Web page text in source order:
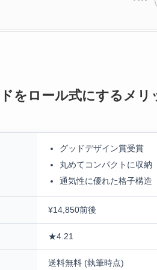
をロール式にするメリ
グッドデザイン賞受賞
丸めてコンパクトに収納
通気性に優れた格子構造
¥14,850前後
★4.21
送料無料 (執筆時点)